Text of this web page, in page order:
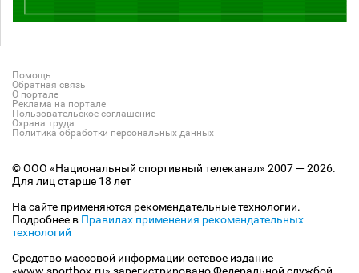
Помощь
Обратная связь
О портале
Реклама на портале
Пользовательское соглашение
Охрана труда
Политика обработки персональных данных
© ООО «Национальный спортивный телеканал» 2007 — 2026.
Для лиц старше 18 лет
На сайте применяются рекомендательные технологии.
Подробнее в Правилах применения рекомендательных
технологий
Средство массовой информации сетевое издание